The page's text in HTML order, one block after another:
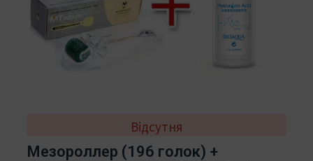
Відсутня
Мезороллер (196 голок) +